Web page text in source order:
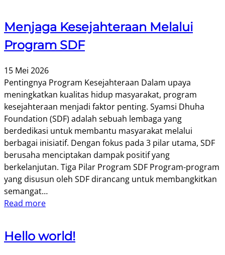
Menjaga Kesejahteraan Melalui
Program SDF
15 Mei 2026
Pentingnya Program Kesejahteraan Dalam upaya
meningkatkan kualitas hidup masyarakat, program
kesejahteraan menjadi faktor penting. Syamsi Dhuha
Foundation (SDF) adalah sebuah lembaga yang
berdedikasi untuk membantu masyarakat melalui
berbagai inisiatif. Dengan fokus pada 3 pilar utama, SDF
berusaha menciptakan dampak positif yang
berkelanjutan. Tiga Pilar Program SDF Program-program
yang disusun oleh SDF dirancang untuk membangkitkan
semangat…
Read more
Hello world!